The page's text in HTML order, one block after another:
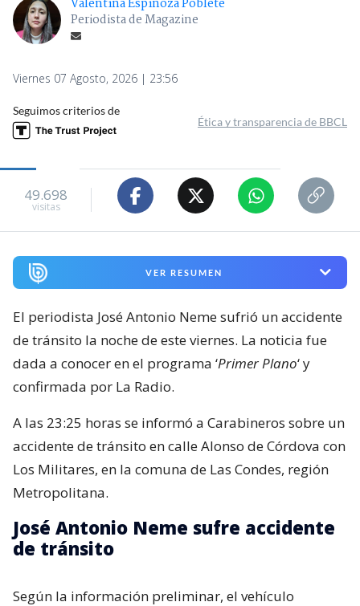
Valentina Espinoza Poblete
Periodista de Magazine
Viernes 07 Agosto, 2026 | 23:56
Seguimos criterios de
Ética y transparencia de BBCL
49.698
visitas
VER RESUMEN
El periodista José Antonio Neme sufrió un accidente
de tránsito la noche de este viernes. La noticia fue
dada a conocer en el programa ‘Primer Plano‘ y
confirmada por La Radio.
A las 23:25 horas se informó a Carabineros sobre un
accidente de tránsito en calle Alonso de Córdova con
Los Militares, en la comuna de Las Condes, región
Metropolitana.
José Antonio Neme sufre accidente
de tránsito
Según la información preliminar, el vehículo